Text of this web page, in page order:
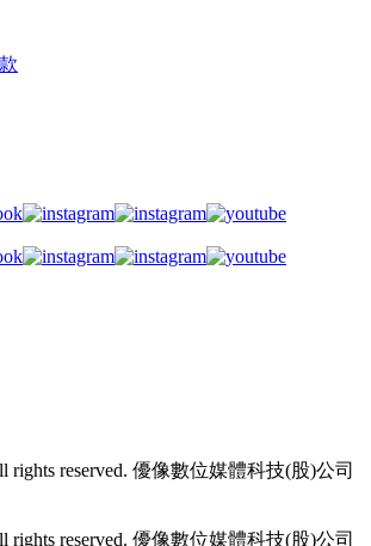
rights reserved. 優像數位媒體科技(股)公司
rights reserved. 優像數位媒體科技(股)公司